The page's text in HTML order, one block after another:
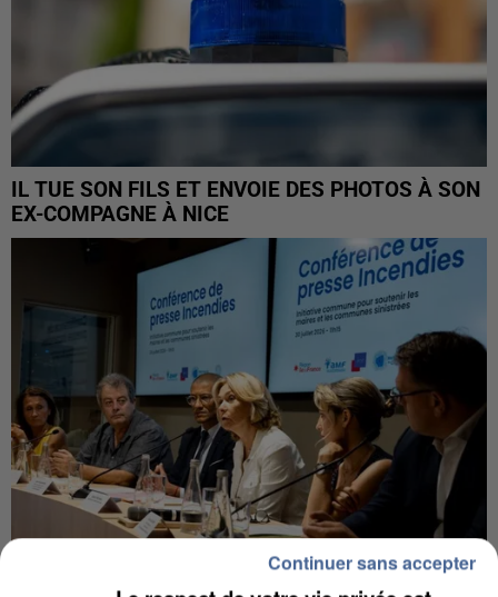
IL TUE SON FILS ET ENVOIE DES PHOTOS À SON
EX-COMPAGNE À NICE
Continuer sans accepter